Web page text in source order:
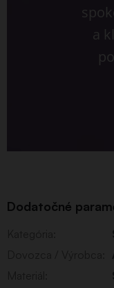
a
Dodatočné